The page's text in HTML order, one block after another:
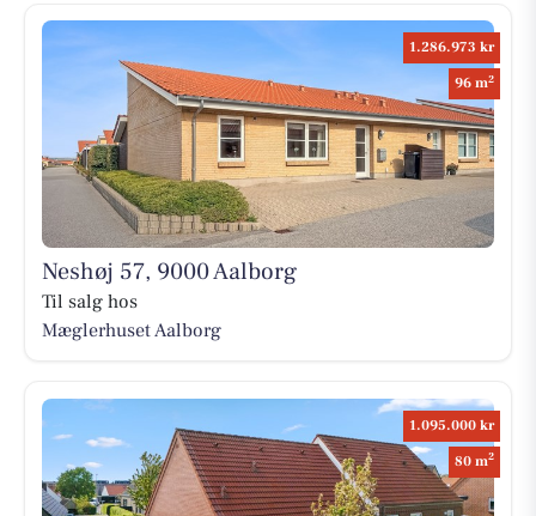
1.286.973 kr
96 m2
Neshøj 57, 9000 Aalborg
Til salg hos
Mæglerhuset Aalborg
1.095.000 kr
80 m2